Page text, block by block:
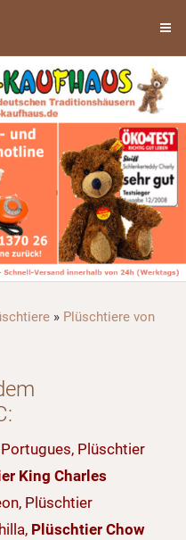
» Plüschtiere von
Plüschtier
King Charles
Plüschtier
Plüschtier Chow